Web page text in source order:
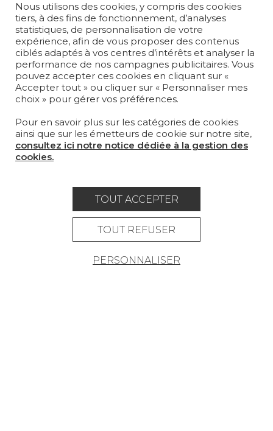
PAPIERS PEINTS
TAPIS ET MOQUETTES
MOBILIER
PROJETS
SUR-MESURE
MAGAZINE
LA MAISON
Nous utilisons des cookies, y compris des cookies
tiers, à des fins de fonctionnement, d’analyses
statistiques, de personnalisation de votre
expérience, afin de vous proposer des contenus
ciblés adaptés à vos centres d’intérêts et analyser la
performance de nos campagnes publicitaires. Vous
pouvez accepter ces cookies en cliquant sur «
Accepter tout » ou cliquer sur « Personnaliser mes
choix » pour gérer vos préférences.
Pour en savoir plus sur les catégories de cookies
ainsi que sur les émetteurs de cookie sur notre site,
consultez ici notre notice dédiée à la gestion des
cookies.
TOUT ACCEPTER
TOUT REFUSER
PERSONNALISER